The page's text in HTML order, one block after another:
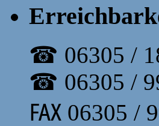
☎ 06305 /
☎ 06305 /
℻ 06305 /